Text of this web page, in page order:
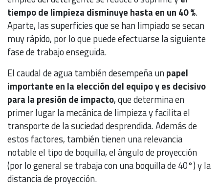
tiempo de limpieza disminuye hasta en un 40 %.
Aparte, las superficies que se han limpiado se secan
muy rápido, por lo que puede efectuarse la siguiente
fase de trabajo enseguida.
El caudal de agua también desempeña unpapel
importante en la elección del equipo y es decisivo
para la presión de impacto, que determina en
primer lugar la mecánica de limpieza y facilita el
transporte de la suciedad desprendida. Además de
estos factores, también tienen una relevancia
notable el tipo de boquilla, el ángulo de proyección
(por lo general se trabaja con una boquilla de 40°) y la
distancia de proyección.